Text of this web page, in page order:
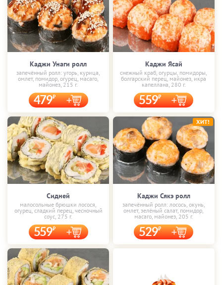
Каджи Унаги ролл
запечённый ролл: угорь, курица,
омлет, помидор, огурец, масаго,
майонез, 215 г.
479
Каджи Ясай
снежный краб, огурцы, помидоры,
болгарский перец, майонез, икра
капеллана, 280 г.
559
Сидней
малосольные брюшки лосося,
огурец, сладкий перец, чесночный
соус, 275 г.
559
Каджи Сякэ ролл
запечённый ролл: лосось, окунь,
омлет, зелёный салат, помидор,
масаго, майонез, 205 г.
529
ХИТ!